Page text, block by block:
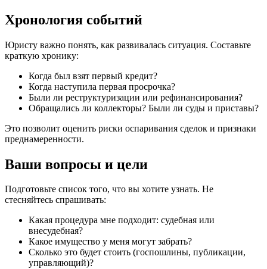
Хронология событий
Юристу важно понять, как развивалась ситуация. Составьте
краткую хронику:
Когда был взят первый кредит?
Когда наступила первая просрочка?
Были ли реструктуризации или рефинансирования?
Обращались ли коллекторы? Были ли суды и приставы?
Это позволит оценить риски оспаривания сделок и признаки
преднамеренности.
Ваши вопросы и цели
Подготовьте список того, что вы хотите узнать. Не
стесняйтесь спрашивать:
Какая процедура мне подходит: судебная или
внесудебная?
Какое имущество у меня могут забрать?
Сколько это будет стоить (госпошлины, публикации,
управляющий)?